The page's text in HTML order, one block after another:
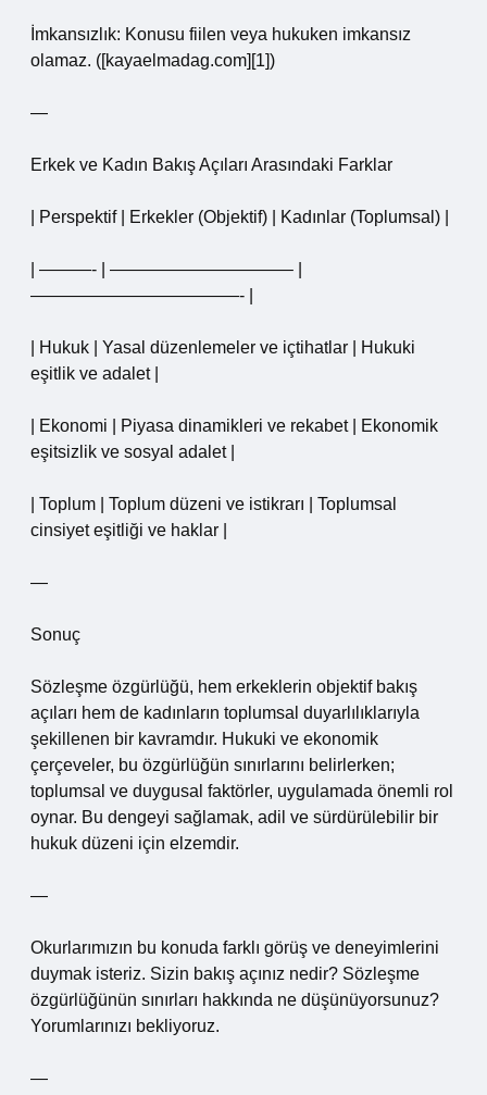
İmkansızlık: Konusu fiilen veya hukuken imkansız
olamaz. ([kayaelmadag.com][1])
—
Erkek ve Kadın Bakış Açıları Arasındaki Farklar
| Perspektif | Erkekler (Objektif) | Kadınlar (Toplumsal) |
| ———- | ——————————– |
————————————- |
| Hukuk | Yasal düzenlemeler ve içtihatlar | Hukuki
eşitlik ve adalet |
| Ekonomi | Piyasa dinamikleri ve rekabet | Ekonomik
eşitsizlik ve sosyal adalet |
| Toplum | Toplum düzeni ve istikrarı | Toplumsal
cinsiyet eşitliği ve haklar |
—
Sonuç
Sözleşme özgürlüğü, hem erkeklerin objektif bakış
açıları hem de kadınların toplumsal duyarlılıklarıyla
şekillenen bir kavramdır. Hukuki ve ekonomik
çerçeveler, bu özgürlüğün sınırlarını belirlerken;
toplumsal ve duygusal faktörler, uygulamada önemli rol
oynar. Bu dengeyi sağlamak, adil ve sürdürülebilir bir
hukuk düzeni için elzemdir.
—
Okurlarımızın bu konuda farklı görüş ve deneyimlerini
duymak isteriz. Sizin bakış açınız nedir? Sözleşme
özgürlüğünün sınırları hakkında ne düşünüyorsunuz?
Yorumlarınızı bekliyoruz.
—